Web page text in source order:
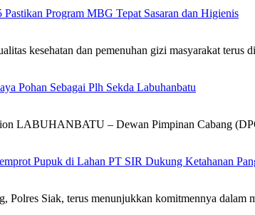
Program MBG Tepat Sasaran dan Higienis
kesehatan dan pemenuhan gizi masyarakat terus
Pohan Sebagai Plh Sekda Labuhanbatu
LABUHANBATU – Dewan Pimpinan Cabang
Pupuk di Lahan PT SIR Dukung Ketahanan
Polres Siak, terus menunjukkan komitmennya dalam